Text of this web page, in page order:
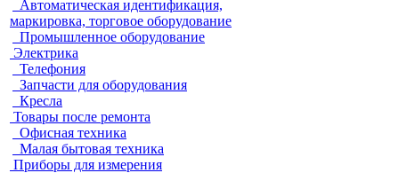
Автоматическая идентификация,
маркировка, торговое оборудование
Промышленное оборудование
Электрика
Телефония
Запчасти для оборудования
Кресла
Товары после ремонта
Офисная техника
Малая бытовая техника
Приборы для измерения